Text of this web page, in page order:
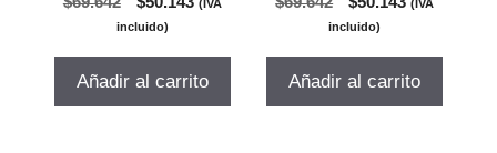
d
precio
era:
$69.642.$50.143.
(IVA
incluido)
Añadir al carrito
d
precio
era:
$69.642.$50.143.
(IVA
incluido)
Añadir al carrito